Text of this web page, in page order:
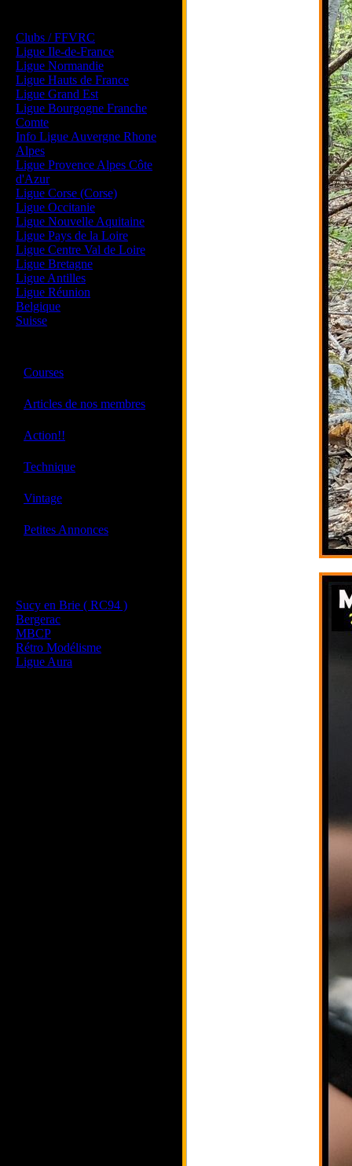
Clubs / FFVRC
Ligue Ile-de-France
Ligue Normandie
Ligue Hauts de France
Ligue Grand Est
Ligue Bourgogne Franche
Comte
Info Ligue Auvergne Rhone
Alpes
Ligue Provence Alpes Côte
d'Azur
Ligue Corse (Corse)
Ligue Occitanie
Ligue Nouvelle Aquitaine
Ligue Pays de la Loire
Ligue Centre Val de Loire
Ligue Bretagne
Ligue Antilles
Ligue Réunion
Belgique
Suisse
Courses
Articles de nos membres
Action!!
Technique
Vintage
Petites Annonces
Sucy en Brie ( RC94 )
Bergerac
MBCP
Rétro Modélisme
Ligue Aura